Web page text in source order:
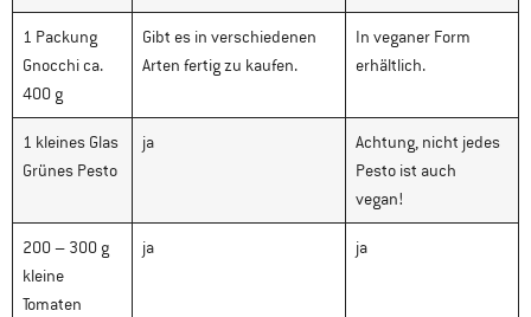
1 Packung
Gnocchi ca.
400 g
Gibt es in verschiedenen
Arten fertig zu kaufen.
In veganer Form
erhältlich.
1 kleines Glas
Grünes Pesto
ja
Achtung, nicht jedes
Pesto ist auch
vegan!
200 – 300 g
kleine
Tomaten
ja ja